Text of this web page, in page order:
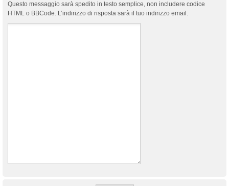
Questo messaggio sarà spedito in testo semplice, non includere codice
HTML o BBCode. L’indirizzo di risposta sarà il tuo indirizzo email.